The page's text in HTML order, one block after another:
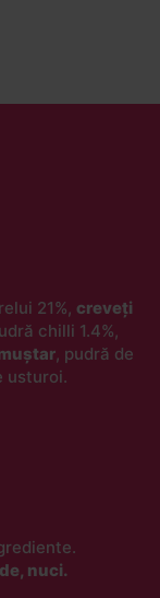
21%, creveți
chilli 1.4%,
, pudră de
usturoi.
nuci.